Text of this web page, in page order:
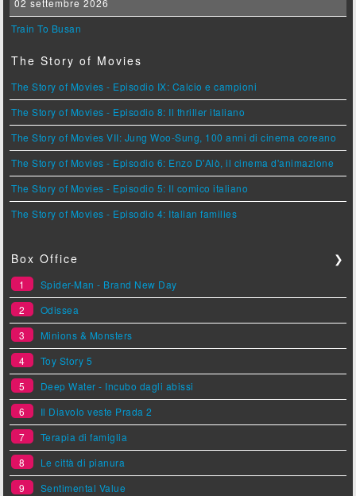
02 settembre 2026
Train To Busan
The Story of Movies
The Story of Movies - Episodio IX: Calcio e campioni
The Story of Movies - Episodio 8: Il thriller italiano
The Story of Movies VII: Jung Woo-Sung, 100 anni di cinema coreano
The Story of Movies - Episodio 6: Enzo D'Alò, il cinema d'animazione
The Story of Movies - Episodio 5: Il comico italiano
The Story of Movies - Episodio 4: Italian families
Box Office ❯
1
Spider-Man - Brand New Day
2
Odissea
3
Minions & Monsters
4
Toy Story 5
5
Deep Water - Incubo dagli abissi
6
Il Diavolo veste Prada 2
7
Terapia di famiglia
8
Le città di pianura
9
Sentimental Value